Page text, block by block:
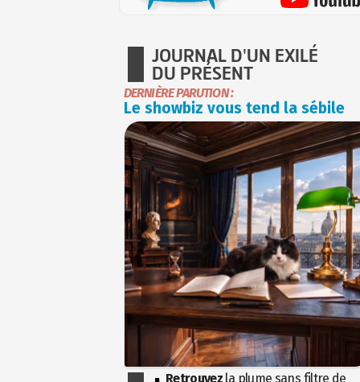
JOURNAL D'UN EXILÉ
DU PRÉSENT
DERNIÈRE PARUTION :
Le showbiz vous tend la sébile
Retrouvez la plume sans filtre de